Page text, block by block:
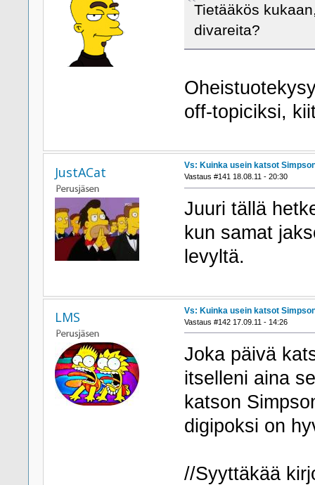
Tietääkös
divareita?
off-topiciksi,
JustACat Vs: Kuinka usein katsot
Vastaus #141 18.08.11 - 20:30
Juuri tällä
kun samat
levyltä.
LMS Vs: Kuinka usein katsot
Vastaus #142 17.09.11 - 14:26
Joka päivä
itselleni aina
katson
digipoksi on
//Syyttäkää